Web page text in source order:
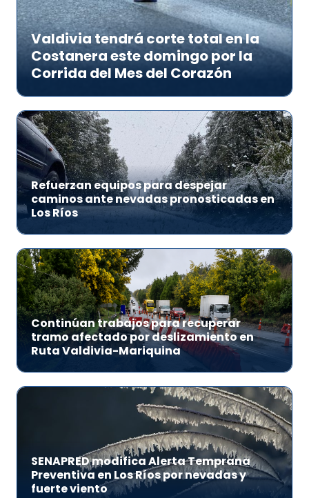
Valdivia tendrá corte total en la
Costanera este domingo por la
Corrida del Mes del Corazón
Refuerzan equipos para despejar
caminos ante nevadas pronosticadas en
Los Ríos
Continúan trabajos para recuperar
tramo afectado por deslizamiento en
Ruta Valdivia-Mariquina
SENAPRED modifica Alerta Temprana
Preventiva en Los Ríos por nevadas y
fuerte viento